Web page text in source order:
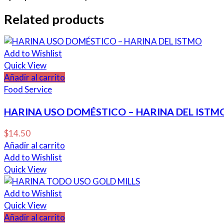
Related products
Add to Wishlist
Quick View
Añadir al carrito
Food Service
HARINA USO DOMÉSTICO – HARINA DEL
$14.50
Añadir al carrito
Add to Wishlist
Quick View
Add to Wishlist
Quick View
Añadir al carrito